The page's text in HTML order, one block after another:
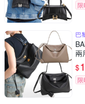
限
巴
兩
$
限